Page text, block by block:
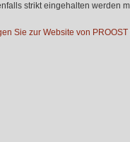
strikt eingehalten werden
Sie zur Website von PROOST